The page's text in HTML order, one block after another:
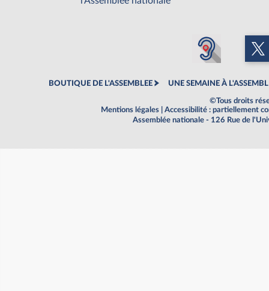
BOUTIQUE DE L'ASSEMBLEE UNE SEMAINE À
©Tous droits
Mentions légales
Accessibilité : partiellement
Assemblée nationale - 126 Rue de